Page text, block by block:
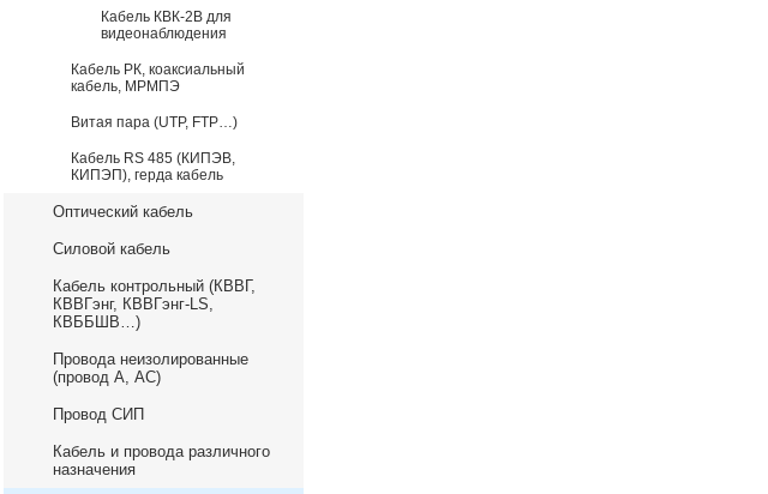
Кабель КВК-2В для
видеонаблюдения
Кабель РК, коаксиальный
кабель, МРМПЭ
Витая пара (UTP, FTP…)
Кабель RS 485 (КИПЭВ,
КИПЭП), герда кабель
Оптический кабель
Силовой кабель
Кабель контрольный (КВВГ,
КВВГэнг, КВВГэнг-LS,
КВББШВ…)
Провода неизолированные
(провод А, АС)
Провод СИП
Кабель и провода различного
назначения